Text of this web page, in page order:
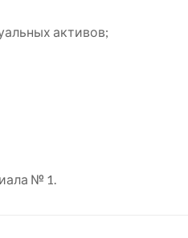
активов;
№ 1.